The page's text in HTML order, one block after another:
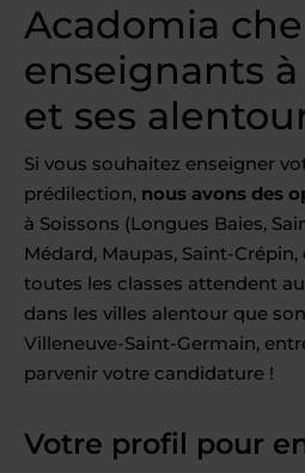
Acadomia
enseignants à
et ses
Si vous souhaitez enseigner
prédilection, nous avons des
à Soissons (Longues Baies,
Médard, Maupas, Saint-Crépin,
toutes les classes attendent
dans les villes alentour que
Villeneuve-Saint-Germain,
parvenir votre candidature !
Votre profil pour